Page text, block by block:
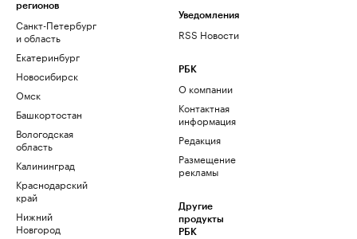
регионов
Санкт-Петербург
и область
Екатеринбург
Новосибирск
Омск
Башкортостан
Вологодская
область
Калининград
Краснодарский
край
Нижний
Новгород
Уведомления
RSS Новости
РБК
О компании
Контактная
информация
Редакция
Размещение
рекламы
Другие
продукты
РБК